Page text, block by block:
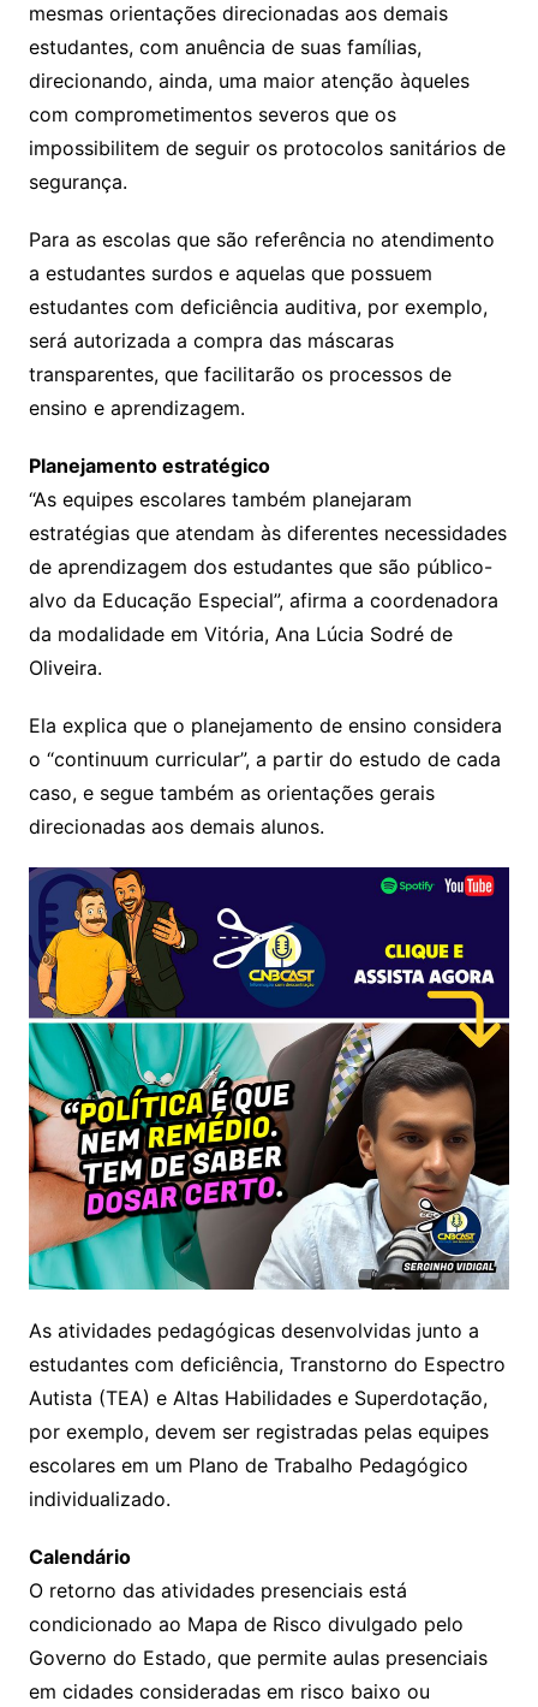
mesmas orientações direcionadas aos demais
estudantes, com anuência de suas famílias,
direcionando, ainda, uma maior atenção àqueles
com comprometimentos severos que os
impossibilitem de seguir os protocolos sanitários de
segurança.
Para as escolas que são referência no atendimento
a estudantes surdos e aquelas que possuem
estudantes com deficiência auditiva, por exemplo,
será autorizada a compra das máscaras
transparentes, que facilitarão os processos de
ensino e aprendizagem.
Planejamento estratégico
“As equipes escolares também planejaram
estratégias que atendam às diferentes necessidades
de aprendizagem dos estudantes que são público-
alvo da Educação Especial”, afirma a coordenadora
da modalidade em Vitória, Ana Lúcia Sodré de
Oliveira.
Ela explica que o planejamento de ensino considera
o “continuum curricular”, a partir do estudo de cada
caso, e segue também as orientações gerais
direcionadas aos demais alunos.
As atividades pedagógicas desenvolvidas junto a
estudantes com deficiência, Transtorno do Espectro
Autista (TEA) e Altas Habilidades e Superdotação,
por exemplo, devem ser registradas pelas equipes
escolares em um Plano de Trabalho Pedagógico
individualizado.
Calendário
O retorno das atividades presenciais está
condicionado ao Mapa de Risco divulgado pelo
Governo do Estado, que permite aulas presenciais
em cidades consideradas em risco baixo ou